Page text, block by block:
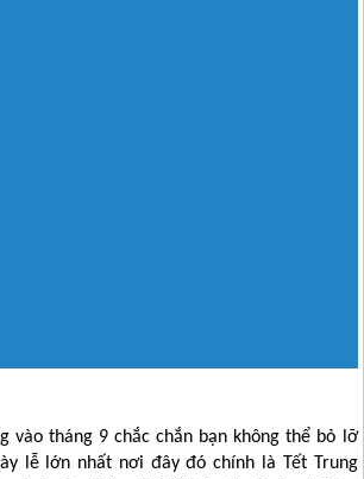
vào tháng 9 chắc chắn bạn không thể bỏ lỡ
lễ lớn nhất nơi đây đó chính là Tết Trung